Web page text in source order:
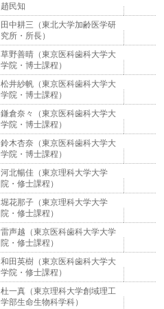
趙民知
田中耕三（東北大学加齢医学研
究所・所長）
草野善晴（東京医科歯科大学大
学院・博士課程）
松井紗帆（東京医科歯科大学大
学院・博士課程）
鎌倉奈々（東京医科歯科大学大
学院・博士課程）
鈴木杏奈（東京医科歯科大学大
学院・博士課程）
河北暢佳（東京理科大学大学
院・修士課程）
堀花那子（東京理科大学大学
院・修士課程）
雷声越（東京医科歯科大学大学
院・修士課程）
和田英樹（東京医科歯科大学大
学院・修士課程）
杜一真（東京理科大学創域理工
学部生命生物科学科）